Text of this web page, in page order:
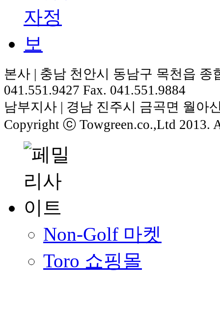
본사 | 충남 천안시 동남구 목천읍 종
041.551.9427 Fax. 041.551.9884
남부지사 | 경남 진주시 금곡면 월아
Copyright ⓒ Towgreen.co.,Ltd 2013.
Non-Golf 마켓
Toro 쇼핑몰